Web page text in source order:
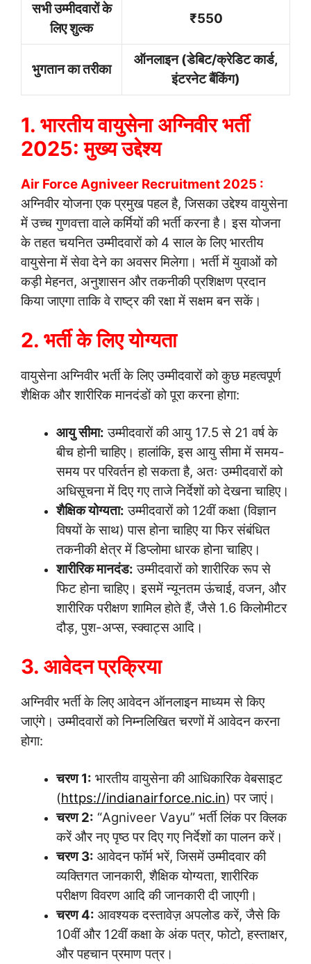
सभी उम्मीदवारों के
लिए शुल्क
₹550
भुगतान का तरीका
ऑनलाइन (डेबिट/क्रेडिट कार्ड,
इंटरनेट बैंकिंग)
1. भारतीय वायुसेना अग्निवीर भर्ती
2025: मुख्य उद्देश्य
Air Force Agniveer Recruitment 2025 :
अग्निवीर योजना एक प्रमुख पहल है, जिसका उद्देश्य वायुसेना
में उच्च गुणवत्ता वाले कर्मियों की भर्ती करना है। इस योजना
के तहत चयनित उम्मीदवारों को 4 साल के लिए भारतीय
वायुसेना में सेवा देने का अवसर मिलेगा। भर्ती में युवाओं को
कड़ी मेहनत, अनुशासन और तकनीकी प्रशिक्षण प्रदान
किया जाएगा ताकि वे राष्ट्र की रक्षा में सक्षम बन सकें।
2. भर्ती के लिए योग्यता
वायुसेना अग्निवीर भर्ती के लिए उम्मीदवारों को कुछ महत्वपूर्ण
शैक्षिक और शारीरिक मानदंडों को पूरा करना होगा:
आयु सीमा: उम्मीदवारों की आयु 17.5 से 21 वर्ष के
बीच होनी चाहिए। हालांकि, इस आयु सीमा में समय-
समय पर परिवर्तन हो सकता है, अतः उम्मीदवारों को
अधिसूचना में दिए गए ताजे निर्देशों को देखना चाहिए।
शैक्षिक योग्यता: उम्मीदवारों को 12वीं कक्षा (विज्ञान
विषयों के साथ) पास होना चाहिए या फिर संबंधित
तकनीकी क्षेत्र में डिप्लोमा धारक होना चाहिए।
शारीरिक मानदंड: उम्मीदवारों को शारीरिक रूप से
फिट होना चाहिए। इसमें न्यूनतम ऊंचाई, वजन, और
शारीरिक परीक्षण शामिल होते हैं, जैसे 1.6 किलोमीटर
दौड़, पुश-अप्स, स्क्वाट्स आदि।
3. आवेदन प्रक्रिया
अग्निवीर भर्ती के लिए आवेदन ऑनलाइन माध्यम से किए
जाएंगे। उम्मीदवारों को निम्नलिखित चरणों में आवेदन करना
होगा:
चरण 1: भारतीय वायुसेना की आधिकारिक वेबसाइट
(https://indianairforce.nic.in) पर जाएं।
चरण 2: “Agniveer Vayu” भर्ती लिंक पर क्लिक
करें और नए पृष्ठ पर दिए गए निर्देशों का पालन करें।
चरण 3: आवेदन फॉर्म भरें, जिसमें उम्मीदवार की
व्यक्तिगत जानकारी, शैक्षिक योग्यता, शारीरिक
परीक्षण विवरण आदि की जानकारी दी जाएगी।
चरण 4: आवश्यक दस्तावेज़ अपलोड करें, जैसे कि
10वीं और 12वीं कक्षा के अंक पत्र, फोटो, हस्ताक्षर,
और पहचान प्रमाण पत्र।